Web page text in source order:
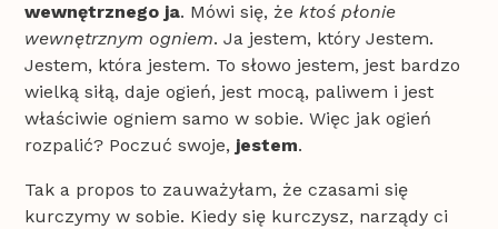
wewnętrznego ja. Mówi się, żektoś płonie
wewnętrznym ogniem. Ja jestem, który Jestem.
Jestem, która jestem. To słowo jestem, jest bardzo
wielką siłą, daje ogień, jest mocą, paliwem i jest
właściwie ogniem samo w sobie. Więc jak ogień
rozpalić? Poczuć swoje, jestem.
Tak a propos to zauważyłam, że czasami się
kurczymy w sobie. Kiedy się kurczysz, narządy ci